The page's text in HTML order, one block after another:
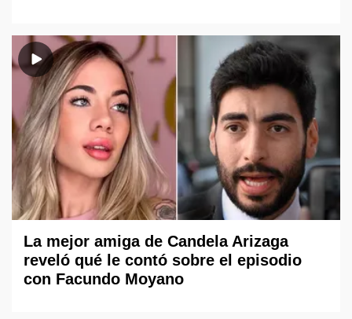
La mejor amiga de Candela Arizaga
reveló qué le contó sobre el episodio
con Facundo Moyano